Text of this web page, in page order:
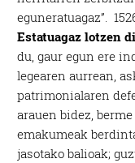
eguneratuagaz”.
Estatuagaz lotzen
du, gaur egun ere
legearen aurrean,
patrimonialaren
arauen bidez,
emakumeak
jasotako balioak;